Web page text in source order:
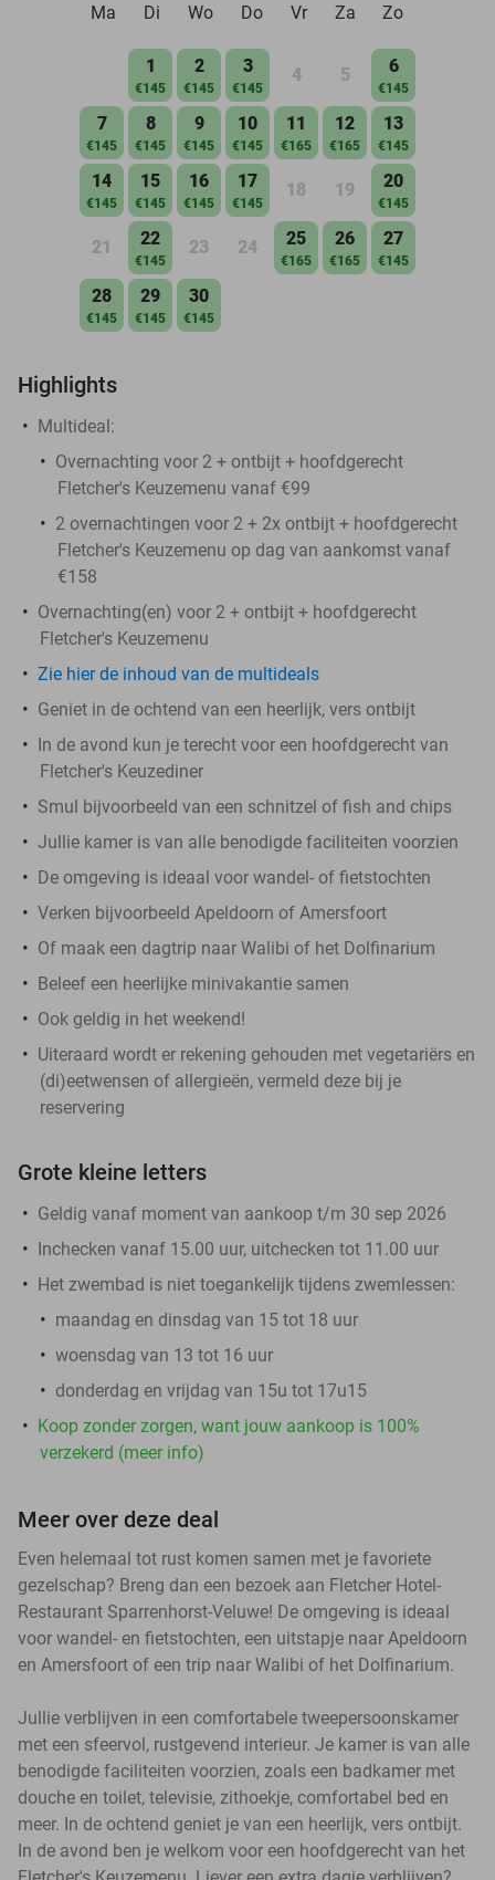
Ma
Di Wo Do Vr Za Zo
1
€145
2
€145
3
€145
4 5 6
€145
7
€145
8
€145
9
€145
10
€145
11
€165
12
€165
13
€145
14
€145
15
€145
16
€145
17
€145
18 19 20
€145
21 22
€145
23 24 25
€165
26
€165
27
€145
28
€145
29
€145
30
€145
Highlights
Multideal:
Overnachting voor 2 + ontbijt + hoofdgerecht
Fletcher's Keuzemenu vanaf €99
2 overnachtingen voor 2 + 2x ontbijt + hoofdgerecht
Fletcher's Keuzemenu op dag van aankomst vanaf
€158
Overnachting(en) voor 2 + ontbijt + hoofdgerecht
Fletcher's Keuzemenu
Zie hier de inhoud van de multideals
Geniet in de ochtend van een heerlijk, vers ontbijt
In de avond kun je terecht voor een hoofdgerecht van
Fletcher's Keuzediner
Smul bijvoorbeeld van een schnitzel of fish and chips
Jullie kamer is van alle benodigde faciliteiten voorzien
De omgeving is ideaal voor wandel- of fietstochten
Verken bijvoorbeeld Apeldoorn of Amersfoort
Of maak een dagtrip naar Walibi of het Dolfinarium
Beleef een heerlijke minivakantie samen
Ook geldig in het weekend!
Uiteraard wordt er rekening gehouden met vegetariërs en
(di)eetwensen of allergieën, vermeld deze bij je
reservering
Grote kleine letters
Geldig vanaf moment van aankoop t/m 30 sep 2026
Inchecken vanaf 15.00 uur, uitchecken tot 11.00 uur
Het zwembad is niet toegankelijk tijdens zwemlessen:
maandag en dinsdag van 15 tot 18 uur
woensdag van 13 tot 16 uur
donderdag en vrijdag van 15u tot 17u15
Koop zonder zorgen, want jouw aankoop is 100%
verzekerd (meer info)
Meer over deze deal
Even helemaal tot rust komen samen met je favoriete
gezelschap? Breng dan een bezoek aan Fletcher Hotel-
Restaurant Sparrenhorst-Veluwe! De omgeving is ideaal
voor wandel- en fietstochten, een uitstapje naar Apeldoorn
en Amersfoort of een trip naar Walibi of het Dolfinarium.
Jullie verblijven in een comfortabele tweepersoonskamer
met een sfeervol, rustgevend interieur. Je kamer is van alle
benodigde faciliteiten voorzien, zoals een badkamer met
douche en toilet, televisie, zithoekje, comfortabel bed en
meer. In de ochtend geniet je van een heerlijk, vers ontbijt.
In de avond ben je welkom voor een hoofdgerecht van het